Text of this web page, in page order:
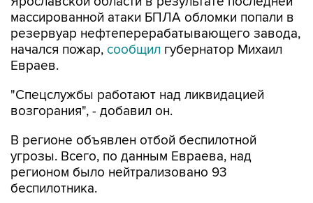
массированной атаки БПЛА обломки попали в
резервуар нефтеперерабатывающего завода,
начался пожар, сообщил губернатор Михаил
Евраев.
"Спецслужбы работают над ликвидацией
возгорания", - добавил он.
В регионе объявлен отбой беспилотной
угрозы. Всего, по данным Евраева, над
регионом было нейтрализовано 93
беспилотника.